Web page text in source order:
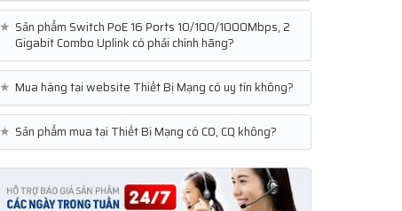
★ Sản phẩm Switch PoE 16 Ports 10/100/1000Mbps, 2
Gigabit Combo Uplink có phải chính hãng?
★ Mua hàng tại website Thiết Bị Mạng có uy tín không?
★ Sản phẩm mua tại Thiết Bị Mạng có CO, CQ không?